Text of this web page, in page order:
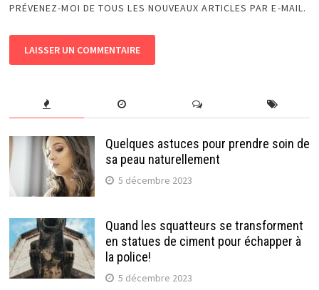
PRÉVENEZ-MOI DE TOUS LES NOUVEAUX ARTICLES PAR E-MAIL.
Quelques astuces pour prendre soin de
sa peau naturellement
5 décembre 2023
Quand les squatteurs se transforment
en statues de ciment pour échapper à
la police!
5 décembre 2023